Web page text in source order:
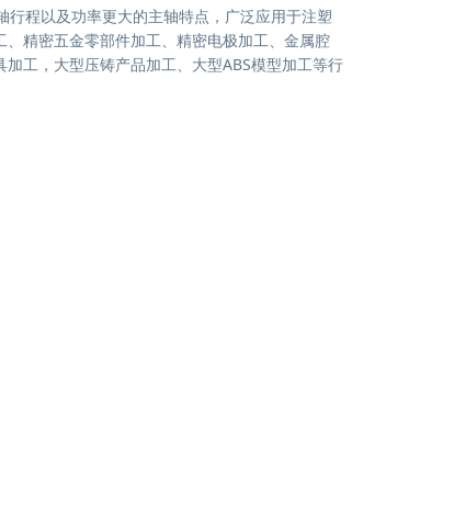
行程以及功率更大的主轴特点，广泛应用于注塑
、精密五金零部件加工、精密电极加工、金属腔
工，大型压铸产品加工、大型ABS模型加工等行